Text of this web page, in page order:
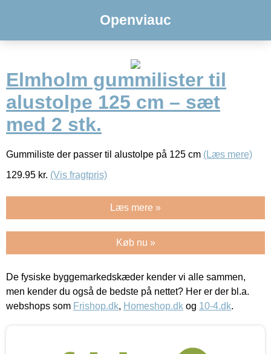
Openviauc
Elmholm gummilister til
alustolpe 125 cm – sæt
med 2 stk.
Gummiliste der passer til alustolpe på 125 cm (Læs mere)
129.95 kr. (Vis fragtpris)
Læs mere »
Køb nu »
De fysiske byggemarkedskæder kender vi alle sammen,
men kender du også de bedste på nettet? Her er der bl.a.
webshops som Frishop.dk, Homeshop.dk og 10-4.dk.